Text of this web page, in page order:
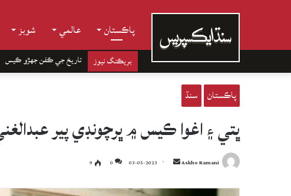
پاڪستان عالمي شوبز
بريڪنگ نيوز تاريخ جي ڪفن جھڙو ڪيس
پاڪستان سنڌ
ڀتي ۽ اغوا ڪيس ۾ ڀرچونڊي پير عبدالغني کي 10 سال
Askho Ramani
Send
email
03-05-2023
0
9